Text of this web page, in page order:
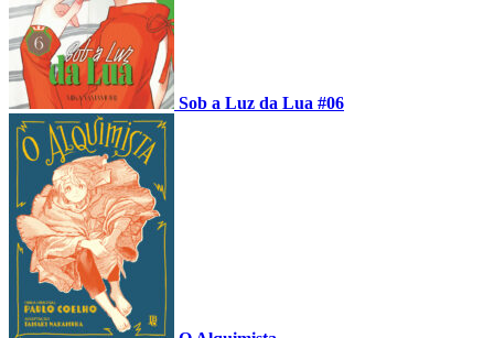
Sob a Luz da Lua #06